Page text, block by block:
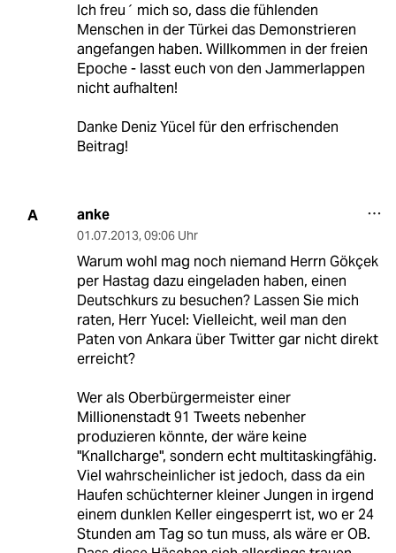
Ich freu´ mich so, dass die fühlenden
Menschen in der Türkei das Demonstrieren
angefangen haben. Willkommen in der freien
Epoche - lasst euch von den Jammerlappen
nicht aufhalten!
Danke Deniz Yücel für den erfrischenden
Beitrag!
A anke
01.07.2013, 09:06 Uhr
Warum wohl mag noch niemand Herrn Gökçek
per Hastag dazu eingeladen haben, einen
Deutschkurs zu besuchen? Lassen Sie mich
raten, Herr Yucel: Vielleicht, weil man den
Paten von Ankara über Twitter gar nicht direkt
erreicht?
Wer als Oberbürgermeister einer
Millionenstadt 91 Tweets nebenher
produzieren könnte, der wäre keine
"Knallcharge", sondern echt multitaskingfähig.
Viel wahrscheinlicher ist jedoch, dass da ein
Haufen schüchterner kleiner Jungen in irgend
einem dunklen Keller eingesperrt ist, wo er 24
Stunden am Tag so tun muss, als wäre er OB.